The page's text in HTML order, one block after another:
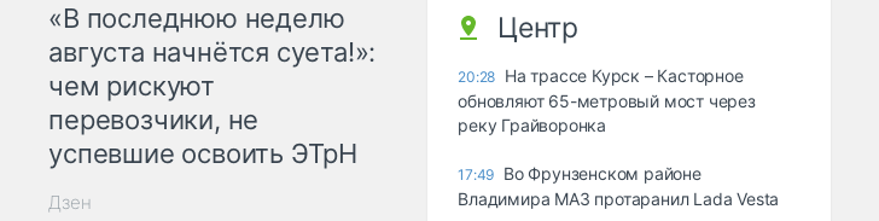
«В последнюю неделю
августа начнётся суета!»:
чем рискуют
перевозчики, не
успевшие освоить ЭТрН
Дзен
Центр
20:28 На трассе Курск – Касторное
обновляют 65-метровый мост через
реку Грайворонка
17:49 Во Фрунзенском районе
Владимира МАЗ протаранил Lada Vesta